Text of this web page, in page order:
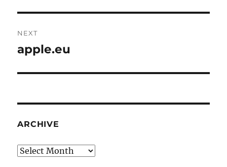
NEXT
Next
apple.eu
ARCHIVE
Archive